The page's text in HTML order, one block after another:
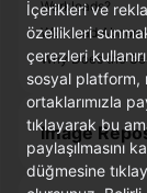
Service
Level
Agreement
White
Papers
Workloads?
Workload
Why Does the
Image
İçerikleri ve
özellikleri
çerezleri
sosyal platform,
ortaklarımızla
tıklayarak bu
paylaşılmasını
düğmesine